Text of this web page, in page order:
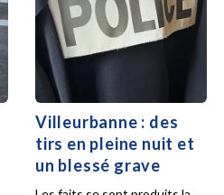
Villeurbanne : des
tirs en pleine nuit et
un blessé grave